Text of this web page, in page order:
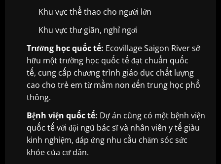
Khu vực thể thao cho người lớn
Khu vực thư giãn, nghỉ ngơi
Trường học quốc tế: Ecovillage Saigon River sở
hữu một trường học quốc tế đạt chuẩn quốc
tế, cung cấp chương trình giáo dục chất lượng
cao cho trẻ em từ mầm non đến trung học phổ
thông.
Bệnh viện quốc tế: Dự án cũng có một bệnh viện
quốc tế với đội ngũ bác sĩ và nhân viên y tế giàu
kinh nghiệm, đáp ứng nhu cầu chăm sóc sức
khỏe của cư dân.